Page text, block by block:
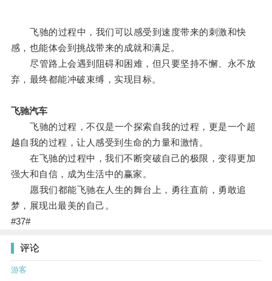
飞驰的过程中，我们可以感受到速度带来的刺激和快
感，也能体会到挑战带来的成就和满足。
尽管路上会遇到阻碍和困难，但只要坚持不懈、永不放
弃，最终都能冲破束缚，实现目标。
飞驰汽车
飞驰的过程，不仅是一个探索自我的过程，更是一个超
越自我的过程，让人感受到生命的力量和激情。
在飞驰的过程中，我们不断突破自己的极限，变得更加
强大和自信，成为生活中的赢家。
愿我们都能飞驰在人生的舞台上，勇往直前，勇敢追
梦，展现出最美的自己。
#37#
评论
游客